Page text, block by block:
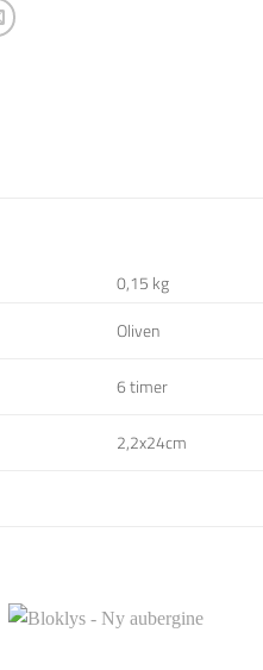
0,15 kg
Oliven
6 timer
2,2x24cm